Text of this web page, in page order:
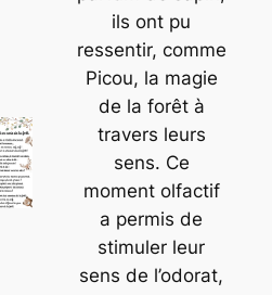
ils ont pu
ressentir, comme
Picou, la magie
de la forêt à
travers leurs
sens. Ce
moment olfactif
a permis de
stimuler leur
sens de l’odorat,